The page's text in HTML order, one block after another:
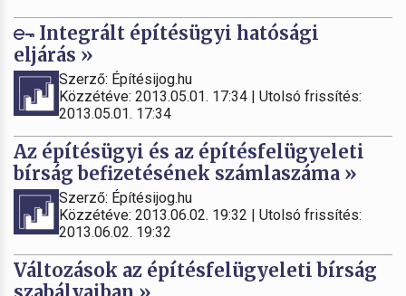
Integrált építésügyi hatósági
eljárás »
Szerző: Építésijog.hu
Közzétéve: 2013.05.01. 17:34 | Utolsó frissítés:
2013.05.01. 17:34
Az építésügyi és az építésfelügyeleti
bírság befizetésének számlaszáma »
Szerző: Építésijog.hu
Közzétéve: 2013.06.02. 19:32 | Utolsó frissítés:
2013.06.02. 19:32
Változások az építésfelügyeleti bírság